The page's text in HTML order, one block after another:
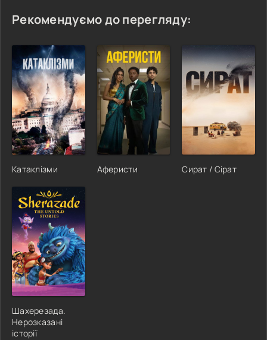
Рекомендуємо до перегляду:
Катаклізми Аферисти Сират / Сірат
Шахерезада.
Нерозказані
історії